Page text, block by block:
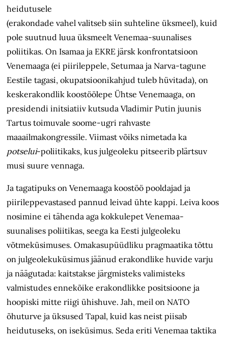
heidutusele
(erakondade vahel valitseb siin suhteline üksmeel), kuid
pole suutnud luua üksmeelt Venemaa-suunalises
poliitikas. On Isamaa ja EKRE järsk konfrontatsioon
Venemaaga (ei piirileppele, Setumaa ja Narva-tagune
Eestile tagasi, okupatsioonikahjud tuleb hüvitada), on
keskerakondlik koostöölepe Ühtse Venemaaga, on
presidendi initsiatiiv kutsuda Vladimir Putin juunis
Tartus toimuvale soome-ugri rahvaste
maaailmakongressile. Viimast võiks nimetada ka
potselui-poliitikaks, kus julgeoleku pitseerib plärtsuv
musi suure vennaga.
Ja tagatipuks on Venemaaga koostöö pooldajad ja
piirileppevastased pannud leivad ühte kappi. Leiva koos
nosimine ei tähenda aga kokkulepet Venemaa-
suunalises poliitikas, seega ka Eesti julgeoleku
võtmeküsimuses. Omakasupüüdliku pragmaatika tõttu
on julgeolekuküsimus jäänud erakondlike huvide varju
ja näägutada: kaitstakse järgmisteks valimisteks
valmistudes ennekõike erakondlikke positsioone ja
hoopiski mitte riigi ühishuve. Jah, meil on NATO
õhuturve ja üksused Tapal, kuid kas neist piisab
heidutuseks, on iseküsimus. Seda eriti Venemaa taktika